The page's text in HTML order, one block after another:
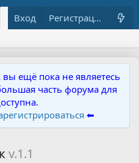
Ресурсы Что нового?
Вход Регистрация
вы ещё пока не являетесь
часть форума для
⬅
v.1.1